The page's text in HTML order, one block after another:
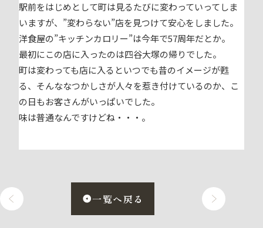
駅前をはじめとして町は見るたびに変わっていってしま
いますが、”変わらない”店を見つけて安心をしました。
洋食屋の”キッチンカロリー”は今年で57周年だとか。
最初にこの店に入ったのは四谷大塚の帰りでした。
町は変わっても店に入るといつでも昔のイメージが甦
る、そんななつかしさが人々を惹き付けているのか、こ
の日もお客さんがいっぱいでした。
味は普通なんですけどね・・・。
一覧へ戻る